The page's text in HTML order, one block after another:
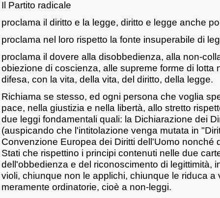
Il Partito radicale
proclama il diritto e la legge, diritto e legge anche
proclama nel loro rispetto la fonte insuperabile di
proclama il dovere alla disobbedienza, alla non-
obiezione di coscienza, alle supreme forme di lotta
difesa, con la vita, della vita, del diritto, della legge.
Richiama se stesso, ed ogni persona che voglia
pace, nella giustizia e nella libertà, allo stretto
due leggi fondamentali quali: la Dichiarazione dei
(auspicando che l'intitolazione venga mutata in
Convenzione Europea dei Diritti dell'Uomo nonché
Stati che rispettino i principi contenuti nelle due
dell'obbedienza e del riconoscimento di legittimità,
violi, chiunque non le applichi, chiunque le riduca a
meramente ordinatorie, cioè a non-leggi.